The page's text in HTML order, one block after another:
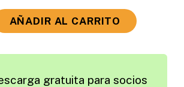
AÑADIR AL CARRITO
gratuita para socios